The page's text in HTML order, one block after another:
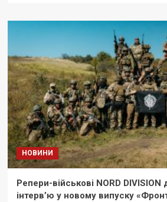
НОВИНИ
Репери-військові NORD DIVISION
інтерв’ю у новому випуску